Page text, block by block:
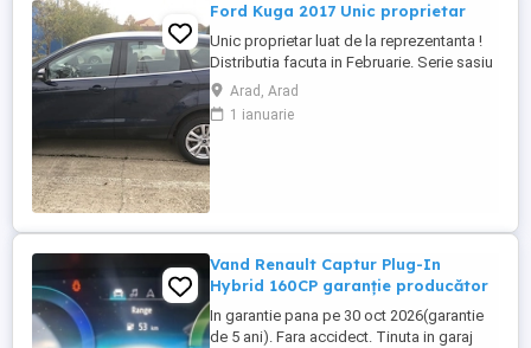
Ford Kuga 2017 Unic proprietar
Unic proprietar luat de la reprezentanta !
Distributia facuta in Februarie. Serie sasiu
WF0AXXWPMAHC82078
Arad, Arad
1 ianuarie
Vand Renault Captur Plug-In
Hybrid 160CP garanție producător
In garantie pana pe 30 oct 2026(garantie
de 5 ani). Fara accidect. Tinuta in garaj